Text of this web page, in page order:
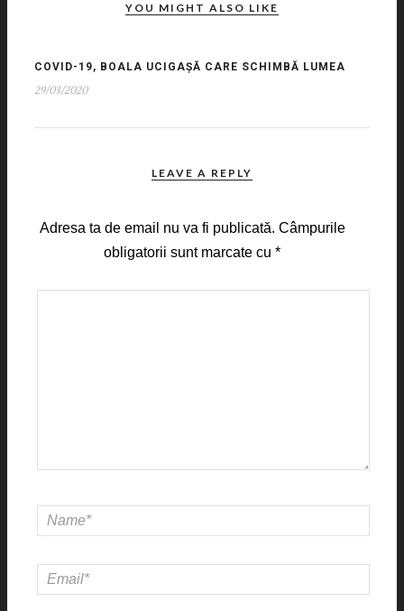
YOU MIGHT ALSO LIKE
COVID-19, BOALA UCIGAȘĂ CARE SCHIMBĂ LUMEA
29/03/2020
LEAVE A REPLY
Adresa ta de email nu va fi publicată. Câmpurile
obligatorii sunt marcate cu*